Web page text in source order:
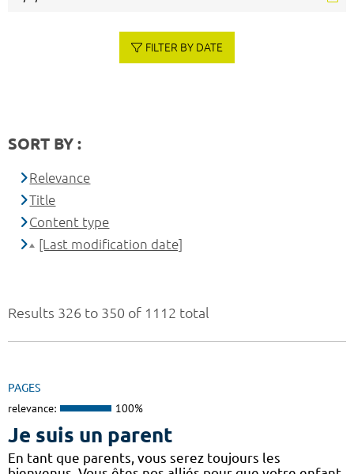
Results 326 to 350 of 1112 total
PAGES
relevance: 100%
Je suis un parent
En tant que parents, vous serez toujours les
FILTER BY DATE
SORT BY :
Relevance
Title
Content type
[Last modification date]